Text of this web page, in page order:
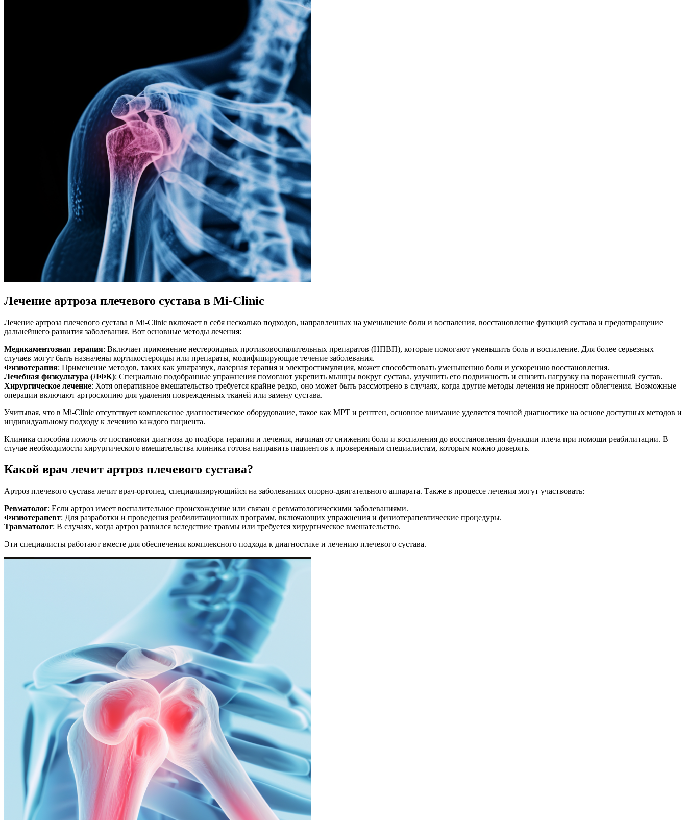
Лечение артроза плечевого сустава в Mi-Clinic
Лечение артроза плечевого сустава в Mi-Clinic включает в себя несколько подходов, направленных на уменьшение боли и воспаления, восстановление функций сустава и предотвращение
дальнейшего развития заболевания. Вот основные методы лечения:
Медикаментозная терапия: Включает применение нестероидных противовоспалительных препаратов (НПВП), которые помогают уменьшить боль и воспаление. Для более серьезных
случаев могут быть назначены кортикостероиды или препараты, модифицирующие течение заболевания.
Физиотерапия: Применение методов, таких как ультразвук, лазерная терапия и электростимуляция, может способствовать уменьшению боли и ускорению восстановления.
Лечебная физкультура (ЛФК): Специально подобранные упражнения помогают укрепить мышцы вокруг сустава, улучшить его подвижность и снизить нагрузку на пораженный сустав.
Хирургическое лечение: Хотя оперативное вмешательство требуется крайне редко, оно может быть рассмотрено в случаях, когда другие методы лечения не приносят облегчения. Возможные
операции включают артроскопию для удаления поврежденных тканей или замену сустава.
Учитывая, что в Mi-Clinic отсутствует комплексное диагностическое оборудование, такое как МРТ и рентген, основное внимание уделяется точной диагностике на основе доступных методов и
индивидуальному подходу к лечению каждого пациента.
Клиника способна помочь от постановки диагноза до подбора терапии и лечения, начиная от снижения боли и воспаления до восстановления функции плеча при помощи реабилитации. В
случае необходимости хирургического вмешательства клиника готова направить пациентов к проверенным специалистам, которым можно доверять.
Какой врач лечит артроз плечевого сустава?
Артроз плечевого сустава лечит врач-ортопед, специализирующийся на заболеваниях опорно-двигательного аппарата. Также в процессе лечения могут участвовать:
Ревматолог: Если артроз имеет воспалительное происхождение или связан с ревматологическими заболеваниями.
Физиотерапевт: Для разработки и проведения реабилитационных программ, включающих упражнения и физиотерапевтические процедуры.
Травматолог: В случаях, когда артроз развился вследствие травмы или требуется хирургическое вмешательство.
Эти специалисты работают вместе для обеспечения комплексного подхода к диагностике и лечению плечевого сустава.